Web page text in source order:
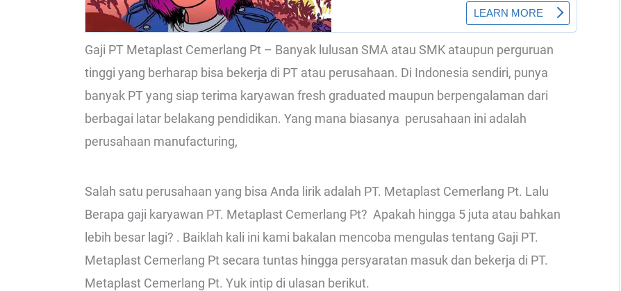
Gaji PT Metaplast Cemerlang Pt – Banyak lulusan SMA atau SMK ataupun perguruan
tinggi yang berharap bisa bekerja di PT atau perusahaan. Di Indonesia sendiri, punya
banyak PT yang siap terima karyawan fresh graduated maupun berpengalaman dari
berbagai latar belakang pendidikan. Yang mana biasanya perusahaan ini adalah
perusahaan manufacturing,
Salah satu perusahaan yang bisa Anda lirik adalah PT. Metaplast Cemerlang Pt. Lalu
Berapa gaji karyawan PT. Metaplast Cemerlang Pt? Apakah hingga 5 juta atau bahkan
lebih besar lagi? . Baiklah kali ini kami bakalan mencoba mengulas tentang Gaji PT.
Metaplast Cemerlang Pt secara tuntas hingga persyaratan masuk dan bekerja di PT.
Metaplast Cemerlang Pt. Yuk intip di ulasan berikut.